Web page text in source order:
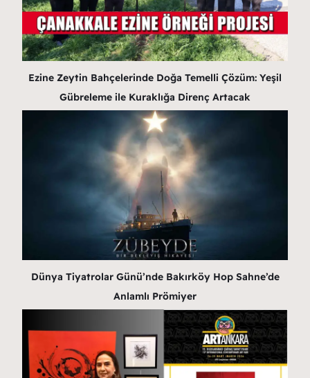
Ezine Zeytin Bahçelerinde Doğa Temelli Çözüm: Yeşil
Gübreleme ile Kuraklığa Direnç Artacak
Dünya Tiyatrolar Günü’nde Bakırköy Hop Sahne’de
Anlamlı Prömiyer